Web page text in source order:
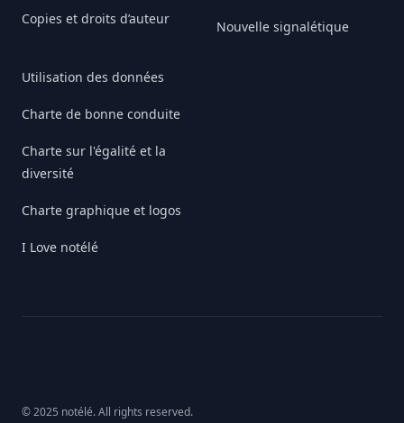
Copies et droits d’auteur
Utilisation des données
Charte de bonne conduite
Charte sur l'égalité et la
diversité
Charte graphique et logos
I Love notélé
Nouvelle signalétique
© 2025 notélé. All rights reserved.